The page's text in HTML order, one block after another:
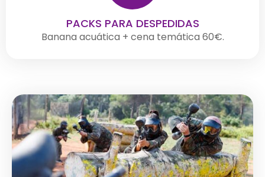
PACKS PARA DESPEDIDAS
Banana acuática + cena temática 60€.